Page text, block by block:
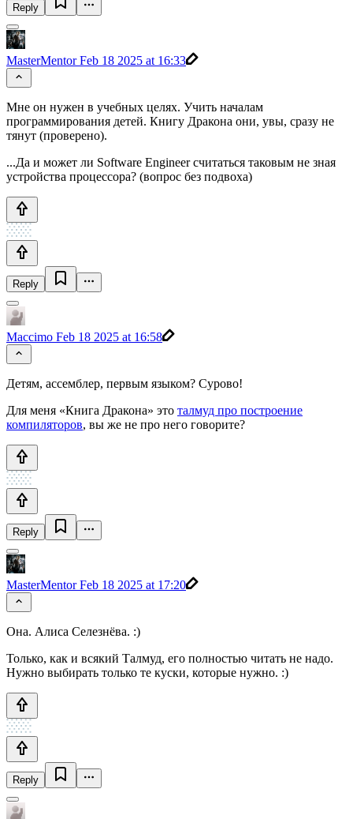
Reply
MasterMentorFeb 18 2025 at 16:33
Мне он нужен в учебных целях. Учить началам
программирования детей. Книгу Дракона они, увы, сразу не
тянут (проверено).
...Да и может ли Software Engineer считаться таковым не зная
устройства процессора? (вопрос без подвоха)
Reply
Maccimo Feb 18 2025 at 16:58
Детям, ассемблер, первым языком? Сурово!
Для меня «Книга Дракона» это талмуд про построение
компиляторов, вы же не про него говорите?
Reply
MasterMentorFeb 18 2025 at 17:20
Она. Алиса Селезнёва. :)
Только, как и всякий Талмуд, его полностью читать не надо.
Нужно выбирать только те куски, которые нужно. :)
Reply